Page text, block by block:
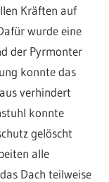
Kräften auf
wurde eine
der Pyrmonter
konnte das
verhindert
konnte
gelöscht
alle
Dach teilweise